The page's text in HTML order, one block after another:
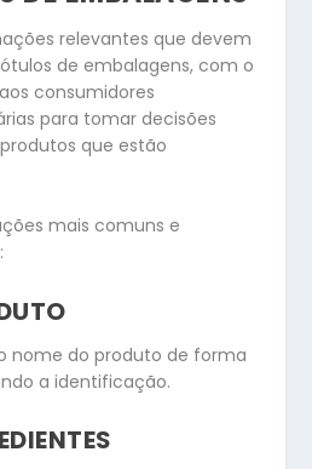
relevantes que devem
de embalagens, com o
consumidores
para tomar decisões
que estão
mais comuns e
nome do produto de forma
a identificação.